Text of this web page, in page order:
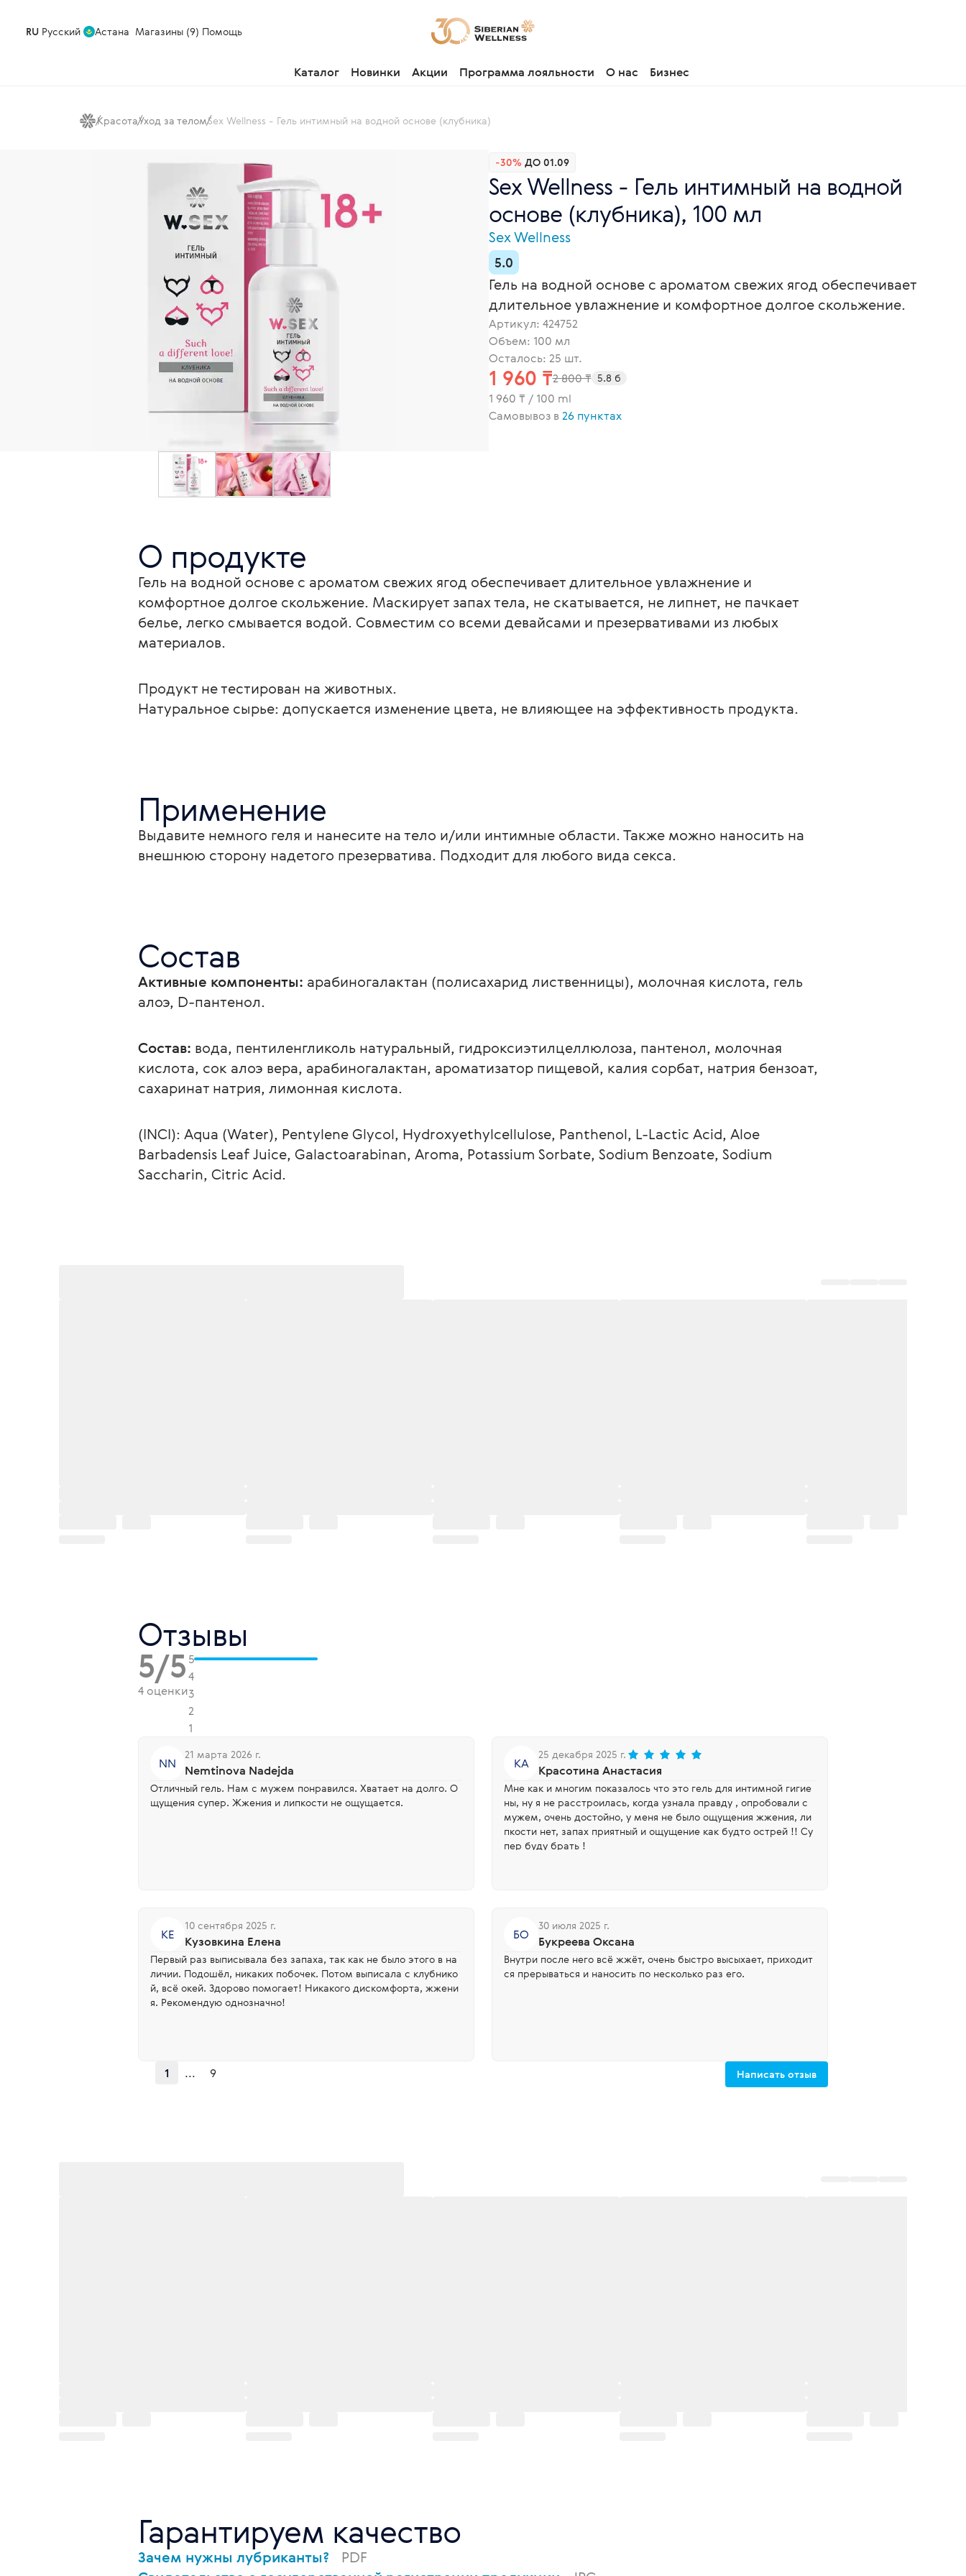
RU Русский Астана Магазины (9) Помощь
Каталог Новинки Акции Программа лояльности О нас Бизнес
КрасотаУход за теломSex Wellness - Гель интимный на водной основе (клубника)
-30% ДО 01.09
Sex Wellness - Гель интимный на водной
основе (клубника), 100 мл
Sex Wellness
5.0
Гель на водной основе с ароматом свежих ягод обеспечивает
длительное увлажнение и комфортное долгое скольжение.
Артикул: 424752
Объем: 100 мл
Осталось: 25 шт.
1 960 ₸2 800 ₸ 5.8 б
1 960 ₸ / 100 ml
Самовывоз в26 пунктах
О продукте
Гель на водной основе с ароматом свежих ягод обеспечивает длительное увлажнение и
комфортное долгое скольжение. Маскирует запах тела, не скатывается, не липнет, не пачкает
белье, легко смывается водой. Совместим со всеми девайсами и презервативами из любых
материалов.
Продукт не тестирован на животных.
Натуральное сырье: допускается изменение цвета, не влияющее на эффективность продукта.
Применение
Выдавите немного геля и нанесите на тело и/или интимные области. Также можно наносить на
внешнюю сторону надетого презерватива. Подходит для любого вида секса.
Состав
Активные компоненты: арабиногалактан (полисахарид лиственницы), молочная кислота, гель
алоэ, D-пантенол.
Состав: вода, пентиленгликоль натуральный, гидроксиэтилцеллюлоза, пантенол, молочная
кислота, сок алоэ вера, арабиногалактан, ароматизатор пищевой, калия сорбат, натрия бензоат,
сахаринат натрия, лимонная кислота.
(INCI): Aqua (Water), Pentylene Glycol, Hydroxyethylcellulose, Panthenol, L-Lactic Acid, Aloe
Barbadensis Leaf Juice, Galactoarabinan, Aroma, Potassium Sorbate, Sodium Benzoate, Sodium
Saccharin, Citric Acid.
Отзывы
5/5
4 оценки
5
4
3
2
1
NN
21 марта 2026 г.
Nemtinova Nadejda
Отличный гель. Нам с мужем понравился. Хватает на долго. О
щущения супер. Жжения и липкости не ощущается.
КА
25 декабря 2025 г.
Красотина Анастасия
Мне как и многим показалось что это гель для интимной гигие
ны, ну я не расстроилась, когда узнала правду , опробовали с
мужем, очень достойно, у меня не было ощущения жжения, ли
пкости нет, запах приятный и ощущение как будто острей !! Су
пер буду брать !
КЕ
10 сентября 2025 г.
Кузовкина Елена
Первый раз выписывала без запаха, так как не было этого в на
личии. Подошёл, никаких побочек. Потом выписала с клубнико
й, всё окей. Здорово помогает! Никакого дискомфорта, жжени
я. Рекомендую однозначно!
БО
30 июля 2025 г.
Букреева Оксана
Внутри после него всё жжёт, очень быстро высыхает, приходит
ся прерываться и наносить по несколько раз его.
1 ... 9 Написать отзыв
Гарантируем качество
Зачем нужны лубриканты?
PDF